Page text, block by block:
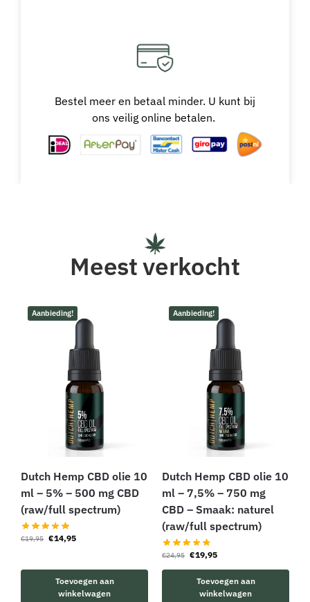
Bestel meer en betaal minder. U kunt bij
ons veilig online betalen.
Meest verkocht
Aanbieding!
Dutch Hemp CBD olie 10
ml – 5% – 500 mg CBD
(raw/full spectrum)
€19,95 €14,95
Toevoegen aan
winkelwagen
Aanbieding!
Dutch Hemp CBD olie 10
ml – 7,5% – 750 mg
CBD – Smaak: naturel
(raw/full spectrum)
€24,95 €19,95
Toevoegen aan
winkelwagen